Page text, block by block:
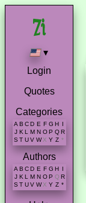
▾
Login
Quotes
Categories
A B C D E F G H I
J K L M N O P Q R
S T U V W X Y Z *
Authors
A B C D E F G H
J K L M N O P Q R
S T U V W X Y Z *